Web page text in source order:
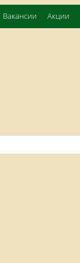
Вакансии Акции